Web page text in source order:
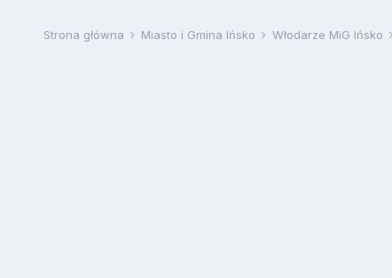
Strona główna Miasto i Gmina Ińsko Włodarze MiG Ińsko